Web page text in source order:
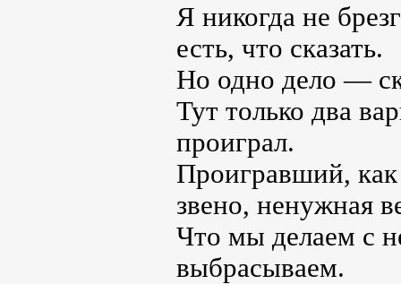
Я никогда не
есть, что сказать.
Но одно дело —
Тут только два
проиграл.
Проигравший,
звено, ненужная
Что мы делаем с
выбрасываем.